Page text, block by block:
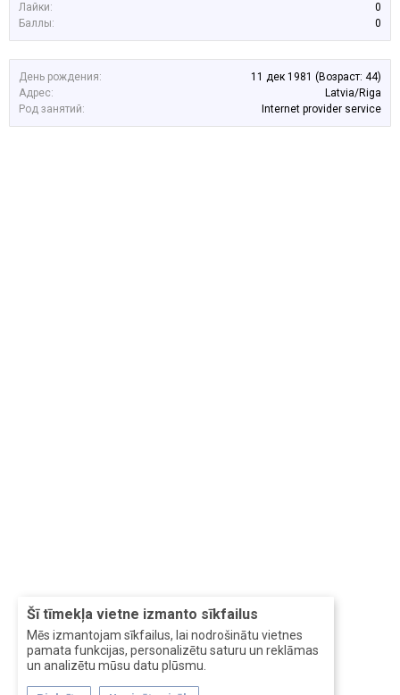
Šī tīmekļa vietne izmanto sīkfailus
Mēs izmantojam sīkfailus, lai nodrošinātu vietnes
pamata funkcijas, personalizētu saturu un reklāmas
un analizētu mūsu datu plūsmu.
Лайки:
0
Баллы:
0
День рождения: 11 дек 1981 (Возраст: 44)
Адрес:
Latvia/Riga
Род занятий:
Internet provider service